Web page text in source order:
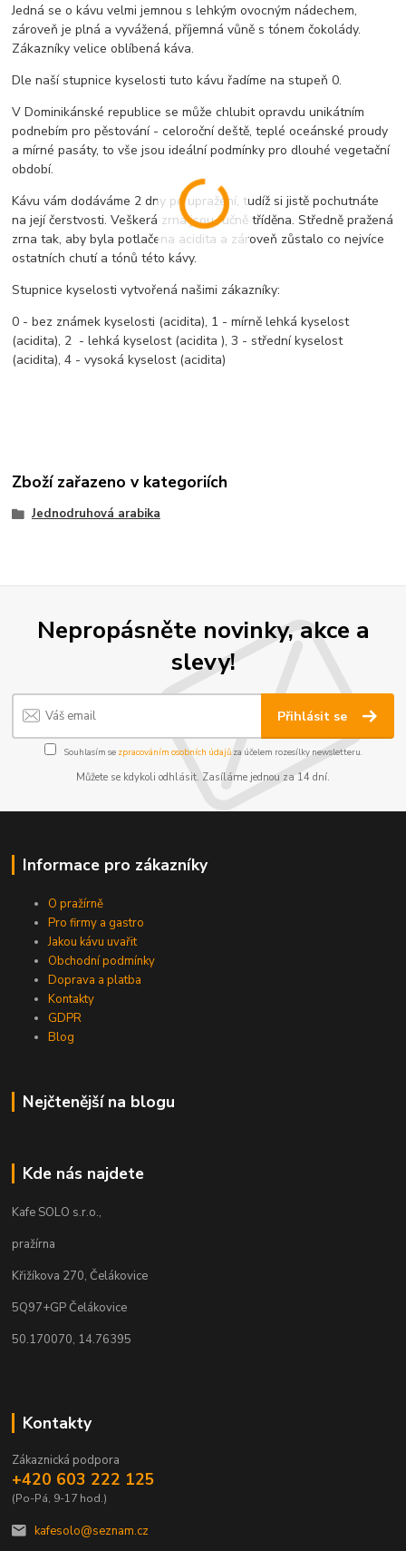
Jedná se o kávu velmi jemnou s lehkým ovocným nádechem,
zároveň je plná a vyvážená, příjemná vůně s tónem čokolády.
Zákazníky velice oblíbená káva.
Dle naší stupnice kyselosti tuto kávu řadíme na stupeň 0.
V Dominikánské republice se může chlubit opravdu unikátním
podnebím pro pěstování - celoroční deště, teplé oceánské proudy
a mírné pasáty, to vše jsou ideální podmínky pro dlouhé vegetační
období.
Kávu vám dodáváme 2 dny po upražení, tudíž si jistě pochutnáte
na její čerstvosti. Veškerá zrna jsou ručně tříděna. Středně pražená
zrna tak, aby byla potlačena acidita a zároveň zůstalo co nejvíce
ostatních chutí a tónů této kávy.
Stupnice kyselosti vytvořená našimi zákazníky:
0 - bez známek kyselosti (acidita), 1 - mírně lehká kyselost
(acidita), 2 - lehká kyselost (acidita ), 3 - střední kyselost
(acidita), 4 - vysoká kyselost (acidita)
Zboží zařazeno v kategoriích
Jednodruhová arabika
Nepropásněte novinky, akce a
slevy!
Přihlásit se
Souhlasím se zpracováním osobních údajůza účelem rozesílky newsletteru.
Můžete se kdykoli odhlásit. Zasíláme jednou za 14 dní.
Informace pro zákazníky
O pražírně
Pro firmy a gastro
Jakou kávu uvařit
Obchodní podmínky
Doprava a platba
Kontakty
GDPR
Blog
Nejčtenější na blogu
Kde nás najdete
Kafe SOLO s.r.o.,
pražírna
Křižíkova 270, Čelákovice
5Q97+GP Čelákovice
50.170070, 14.76395
Kontakty
Zákaznická podpora
+420 603 222 125
(Po-Pá, 9-17 hod.)
kafesolo@seznam.cz